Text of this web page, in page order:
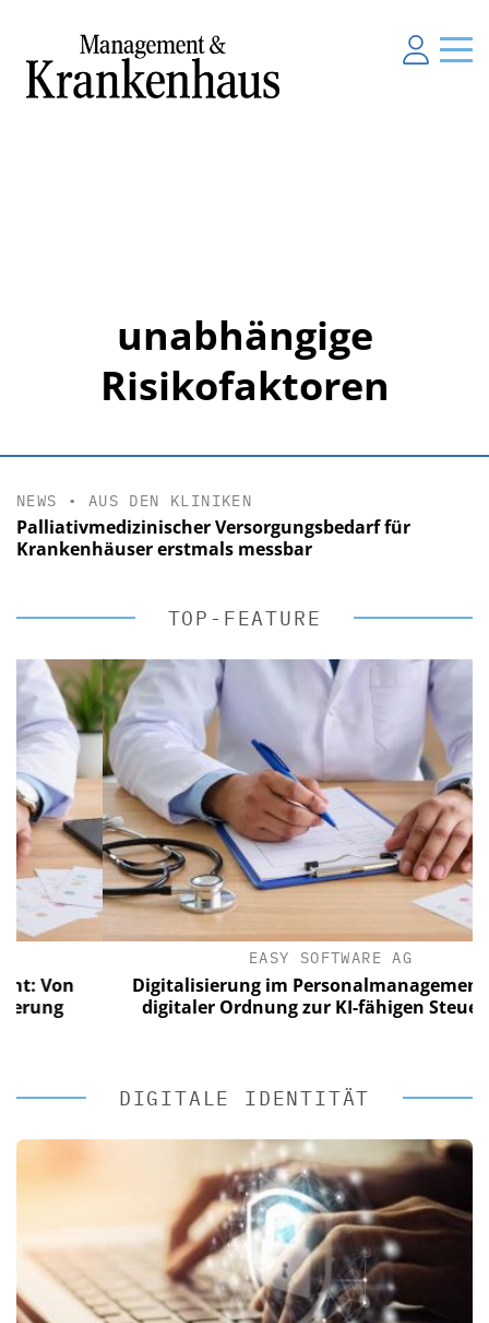
unabhängige
Risikofaktoren
NEWS • AUS DEN KLINIKEN
Palliativmedizinischer Versorgungsbedarf für
Krankenhäuser erstmals messbar
TOP-FEATURE
EASY SOFTWARE AG
Digitalisierung im Personalmanagement: Von
digitaler Ordnung zur KI-fähigen Steuerung
DIGITALE IDENTITÄT